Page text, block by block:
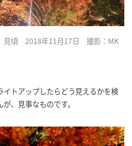
見頃 2018年11月17日 撮影：MK
トアップしたらどう見えるかを検
、見事なものです。